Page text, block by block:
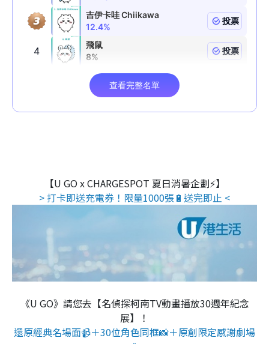
【U GO x CHARGESPOT 夏日消暑企劃⚡】
> 打卡即送充電券！限量1000張🔋送完即止 <
《U GO》請您去【名偵探柯南TV動畫播放30週年紀念
展】！
還原經典名場面📹＋30位角色同框📸＋原創限定感謝劇場